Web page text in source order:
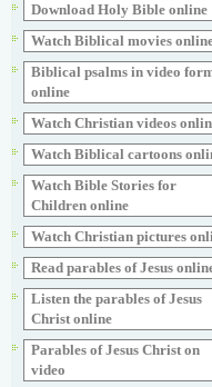
Download Holy Bible online
Watch Biblical movies
Biblical psalms in video
online
Watch Christian videos
Watch Biblical cartoons
Watch Bible Stories for
Children online
Watch Christian pictures
Read parables of Jesus
Listen the parables of Jesus
Christ online
Parables of Jesus Christ on
video